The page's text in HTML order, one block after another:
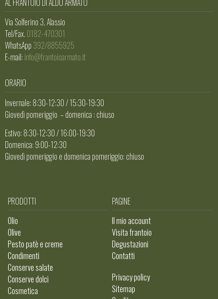
Via Solferino 3, Alassio
Tel/Fax. 0182-470301
WhatsApp 392/8855925
E-mail: info@frantoioarmato.it
ORARIO
Invernale: 8:30-12:30 / 15:30-19:30
Giovedì pomeriggio – domenica : chiuso
Estivo: 8:30-12:30 / 16:00-19:30
Domenica: 9:00-12:30
Giovedì pomeriggio e domenica pomeriggio: chiuso
PRODOTTI
Olio
Olive
Pesto patè e creme
Condimenti
Conserve salate
Conserve dolci
Cosmetica
PAGINE
Il mio account
Visita frantoio
Degustazioni
Contatti
Privacy policy
Sitemap